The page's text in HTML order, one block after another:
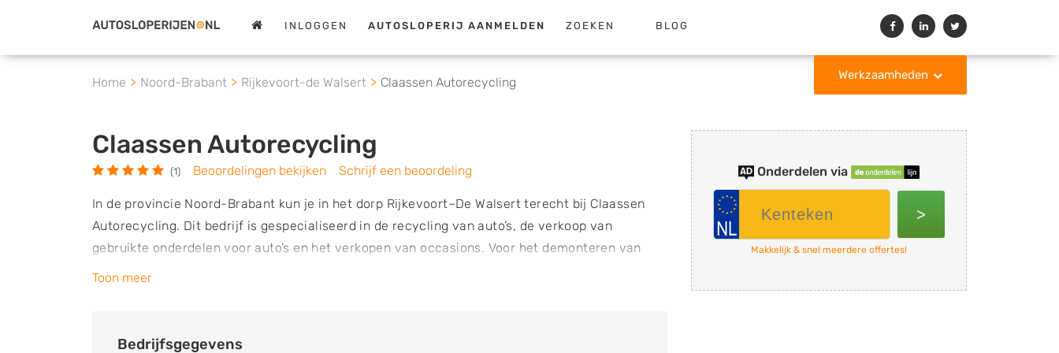
INLOGGEN AUTOSLOPERIJ AANMELDEN ZOEKEN BLOG
Werkzaamheden
Home Noord-Brabant Rijkevoort-de Walsert Claassen Autorecycling
Claassen Autorecycling
(1) Beoordelingen bekijken Schrijf een beoordeling
In de provincie Noord-Brabant kun je in het dorp Rijkevoort–De Walsert terecht bij Claassen
Autorecycling. Dit bedrijf is gespecialiseerd in de recycling van auto’s, de verkoop van
gebruikte onderdelen voor auto’s en het verkopen van occasions. Voor het demonteren van
auto’s is het bedrijf aangesloten bij ARN (Auto Recycling Nederland) en Stiba, de branche
Claassen Autorecycling ook over een KZD * (KwaliteitsZorg Demontage) certificering.
Toon meer
Bedrijfsgegevens
Onderdelen via
>
Makkelijk & snel meerdere offertes!